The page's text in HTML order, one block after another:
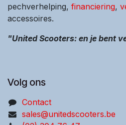
pechverhelping, financiering,
accessoires.
"United Scooters: en je bent
Volg ons
Contact
sales@unitedscooters.be